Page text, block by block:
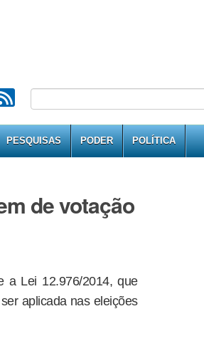
PESQUISAS PODER POLÍTICA
de votação
a Lei 12.976/2014, que
aplicada nas eleições